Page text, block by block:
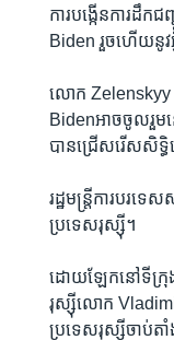
ការបង្កើន​ការ​ដឹ
Biden ​រួច​ហើយ​នូវ​
លោក
Bidenអាច​ចូលរួម​
បាន​ជ្រើសរើស​សិទ្
រដ្ឋមន្ត្រី​ការបរទ
ប្រទេស​រុស្ស៊ី។
ដោយ​ឡែក​នៅ​ទីក្រុ
រុស្ស៊ី​លោក
ប្រទេស​រុស្ស៊ី​ចាប់ត